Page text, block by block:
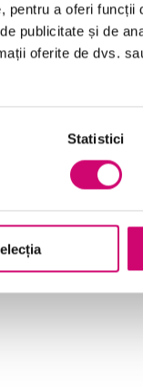
a oferi
publicitate și de
oferite de dvs.
Statistici
inteligente
persoane